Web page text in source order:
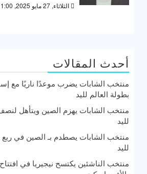
الثلاثاء, 27 مايو 2025, 11:00 م
أحدث المقالات
منتخب الشابات يضرب موعدًا ناريًا مع
بطولة العالم لليد
منتخب الشابات يهزم الصين ويتأهل
لليد
منتخب الشابات يصطدم بـ الصين في ربع
لليد
منتخب الناشئين يكتسح نيجيريا في